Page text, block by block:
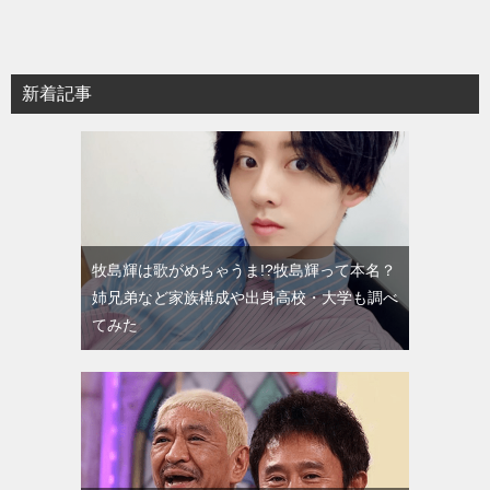
新着記事
牧島輝は歌がめちゃうま!?牧島輝って本名？
姉兄弟など家族構成や出身高校・大学も調べ
てみた